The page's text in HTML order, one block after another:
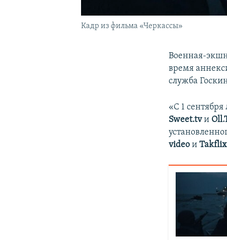
Кадр из фильма «Черкассы»
Военная-
время
служба
«С 1
Sweet.tvи
video иTakflix